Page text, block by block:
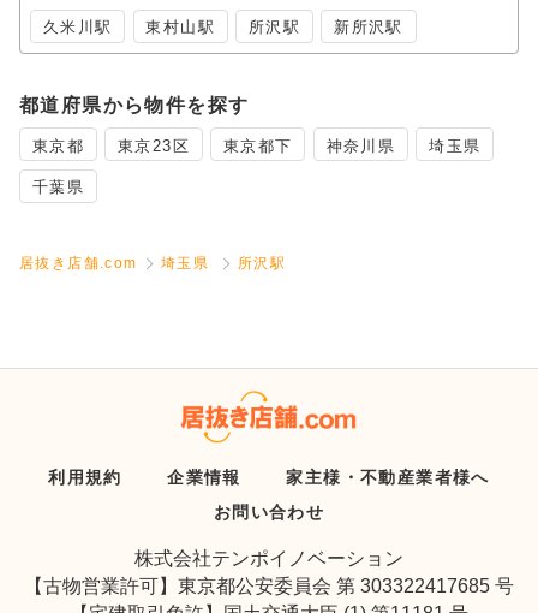
久米川駅 東村山駅 所沢駅 新所沢駅
都道府県から物件を探す
東京都 東京23区 東京都下 神奈川県 埼玉県
千葉県
居抜き店舗.com 埼玉県 所沢駅
利用規約 企業情報
家主様・不動産業者様へ
お問い合わせ
株式会社テンポイノベーション
【古物営業許可】東京都公安委員会 第 303322417685 号